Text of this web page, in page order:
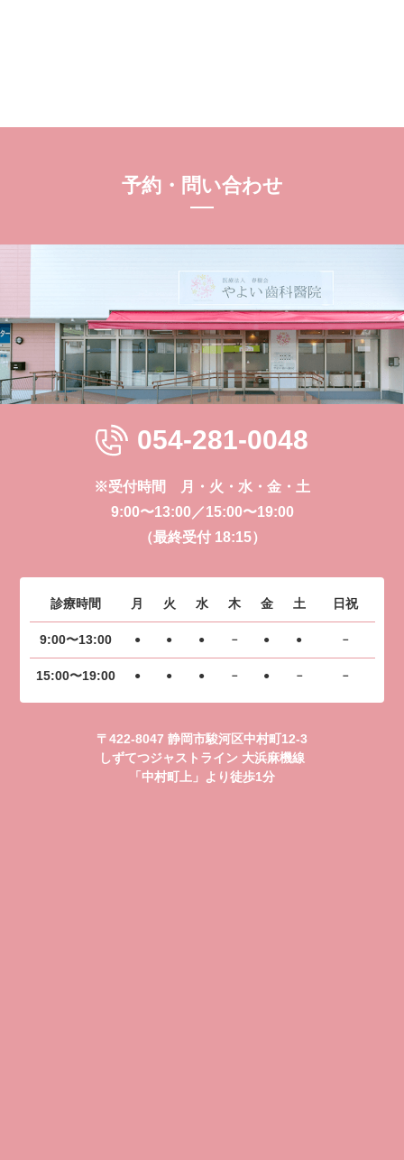
予約・問い合わせ
054-281-0048
※受付時間 月・火・水・金・土
9:00〜13:00／15:00〜19:00
（最終受付 18:15）
診療時間 月 火 水 木 金 土 日祝
9:00〜13:00 ● ● ● － ● ● －
15:00〜19:00 ● ● ● － ● － －
〒422-8047 静岡市駿河区中村町12-3
しずてつジャストライン 大浜麻機線
「中村町上」より徒歩1分